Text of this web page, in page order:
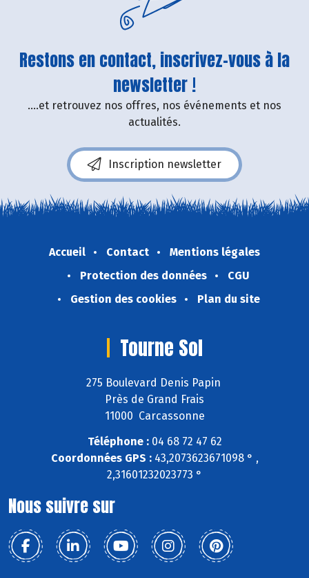
Restons en contact, inscrivez-vous à la
newsletter !
....et retrouvez nos offres, nos événements et nos
actualités.
Inscription newsletter
Accueil Contact
Mentions légales
Protection des données
CGU
Gestion des cookies
Plan du site
Tourne Sol
275 Boulevard Denis Papin
Près de Grand Frais
11000 Carcassonne
Téléphone :04 68 72 47 62
Coordonnées GPS :43,2073623671098 ° ,
2,31601232023773 °
Nous suivre sur